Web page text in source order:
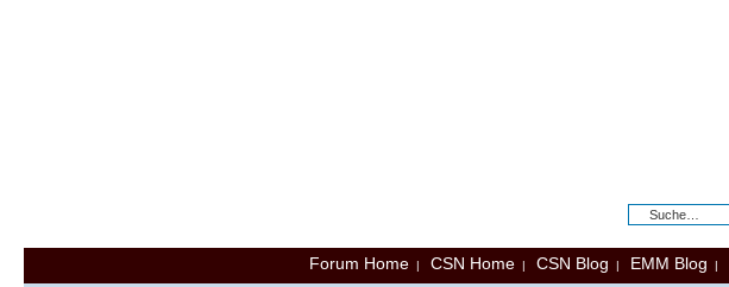
Forum Home | CSN Home | CSN Blog | EMM Blog |